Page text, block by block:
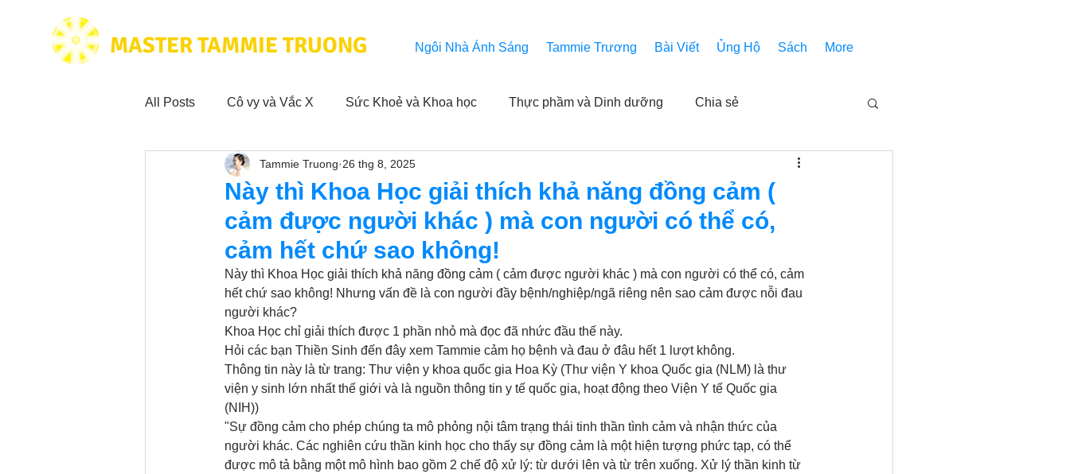
MASTER TAMMIE TRUONG Ngôi Nhà Ánh Sáng Tammie Trương Bài Viết Ủng Hộ Sách More
All Posts Cô vy và Vắc X Sức Khoẻ và Khoa học Thực phầm và Dinh dưỡng Chia sẻ
Hoạt động vì cộng đồng Trải nghiệm của người xem Các bài pháp
Trích dẫn hay trong Sách CL&NL Thành tựu Các thông báo Góc chân thiện mỹ Nhóm Thiên Nhãn
Phim Tâm Linh Hoạt động hằng ngày của Tammie Hỏi và Đáp Trích dẫn trong kinh thánh Âm Nhạc
Này thì Khoa Học giải thích khả năng đồng cảm (
cảm được người khác ) mà con người có thể có,
cảm hết chứ sao không!
Tammie Truong 26 thg 8, 2025
Này thì Khoa Học giải thích khả năng đồng cảm ( cảm được người khác ) mà con người có thể có, cảm
hết chứ sao không! Nhưng vấn đề là con người đầy bệnh/nghiệp/ngã riêng nên sao cảm được nỗi đau
người khác?
Khoa Học chỉ giải thích được 1 phần nhỏ mà đọc đã nhức đầu thế này.
Hỏi các bạn Thiền Sinh đến đây xem Tammie cảm họ bệnh và đau ở đâu hết 1 lượt không.
Thông tin này là từ trang: Thư viện y khoa quốc gia Hoa Kỳ (Thư viện Y khoa Quốc gia (NLM) là thư
viện y sinh lớn nhất thế giới và là nguồn thông tin y tế quốc gia, hoạt động theo Viện Y tế Quốc gia
(NIH))
"Sự đồng cảm cho phép chúng ta mô phỏng nội tâm trạng thái tinh thần tình cảm và nhận thức của
người khác. Các nghiên cứu thần kinh học cho thấy sự đồng cảm là một hiện tượng phức tạp, có thể
được mô tả bằng một mô hình bao gồm 2 chế độ xử lý: từ dưới lên và từ trên xuống. Xử lý thần kinh từ